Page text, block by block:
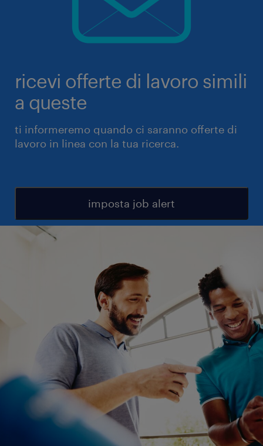
ricevi offerte di lavoro simili
a queste
ti informeremo quando ci saranno offerte di
lavoro in linea con la tua ricerca.
imposta job alert